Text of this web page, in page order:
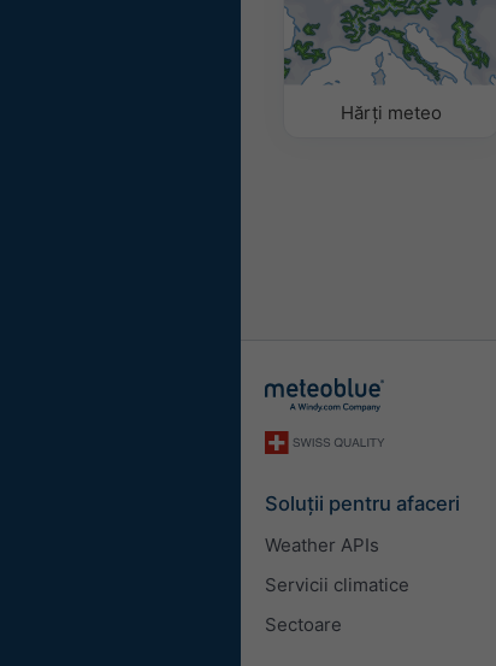
Hărți meteo
Soluții pentru afaceri
Weather APIs
Servicii climatice
Sectoare